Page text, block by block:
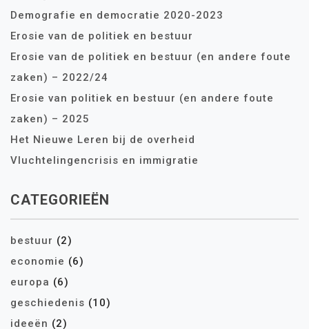
Demografie en democratie 2020-2023
Erosie van de politiek en bestuur
Erosie van de politiek en bestuur (en andere foute
zaken) – 2022/24
Erosie van politiek en bestuur (en andere foute
zaken) – 2025
Het Nieuwe Leren bij de overheid
Vluchtelingencrisis en immigratie
CATEGORIEËN
bestuur (2)
economie (6)
europa (6)
geschiedenis (10)
ideeën (2)